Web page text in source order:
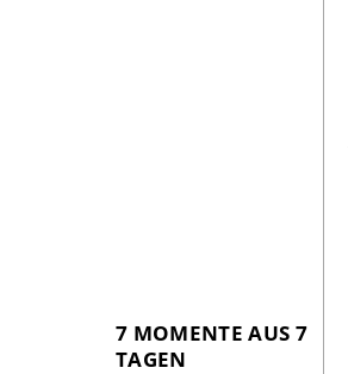
7 MOMENTE AUS 7
TAGEN